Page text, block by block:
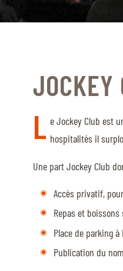
CAVALIERS & MENEURS
INFOS PRATIQUES
SPONSORS
EXPOSANTS
JOCKEY
L e Jockey Club est
hospitalités il
Une part Jockey Club
Accès privatif,
Repas et
Place de parking à
Publication du